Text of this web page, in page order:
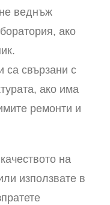
веднъж
ако
са свързани с
ако има
ремонти и
на
използвате в